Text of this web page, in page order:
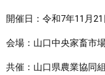
開催日：令和7年11月21
会場：山口中央家畜市
共催：山口県農業協同